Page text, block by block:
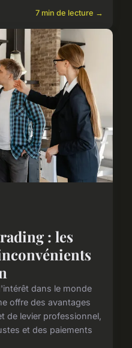
7 min de lecture →
: les
dans le monde
offre des avantages
de levier professionnel,
et des paiements